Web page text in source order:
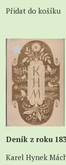
Přidat do košíku
Deník z roku
Karel Hynek